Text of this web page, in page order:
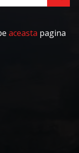
aceasta pagina